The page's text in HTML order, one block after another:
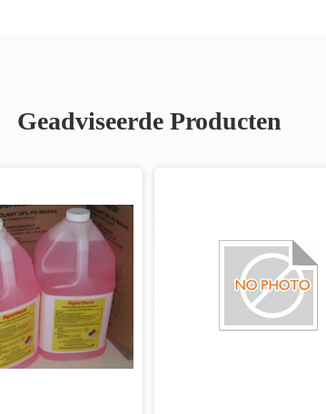
Geadviseerde Producten